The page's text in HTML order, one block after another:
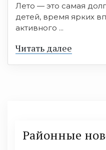
Лето — это самая
детей, время ярких
активного ...
Читать далее
Районные